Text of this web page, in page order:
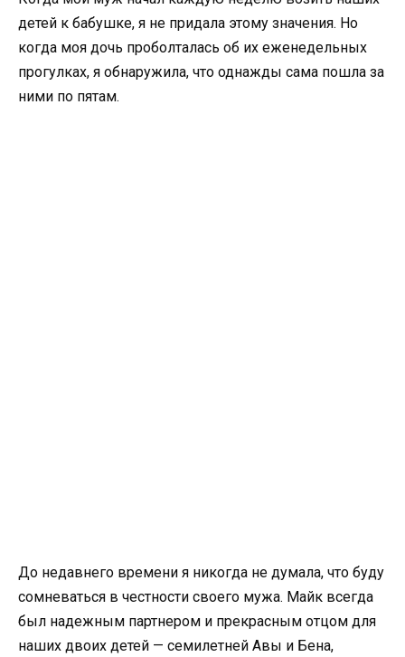
детей к бабушке, я не придала этому значения. Но
когда моя дочь проболталась об их еженедельных
прогулках, я обнаружила, что однажды сама пошла за
ними по пятам.
До недавнего времени я никогда не думала, что буду
сомневаться в честности своего мужа. Майк всегда
был надежным партнером и прекрасным отцом для
наших двоих детей — семилетней Авы и Бена,